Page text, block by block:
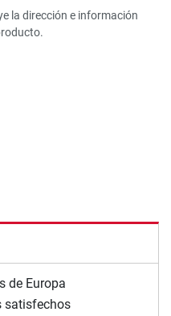
la dirección e información
de Europa
satisfechos